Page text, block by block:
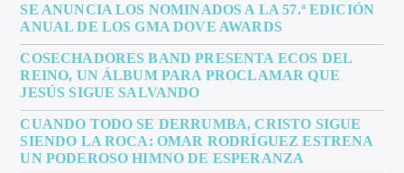
SE ANUNCIA LOS NOMINADOS A LA 57.ª EDICIÓN
ANUAL DE LOS GMA DOVE AWARDS
COSECHADORES BAND PRESENTA ECOS DEL
REINO, UN ÁLBUM PARA PROCLAMAR QUE
JESÚS SIGUE SALVANDO
CUANDO TODO SE DERRUMBA, CRISTO SIGUE
SIENDO LA ROCA: OMAR RODRÍGUEZ ESTRENA
UN PODEROSO HIMNO DE ESPERANZA